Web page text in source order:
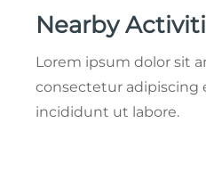
Nearby
Lorem ipsum dolor sit
consectetur adipiscing
incididunt ut labore.